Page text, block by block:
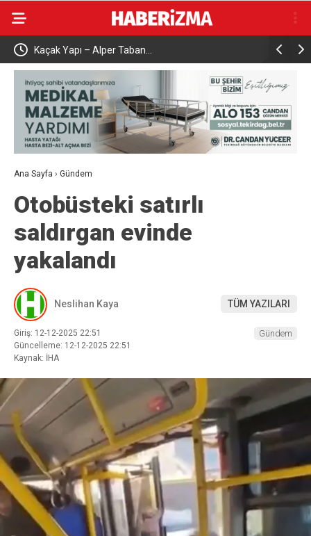
Kaçak Yapı – Alper Taban… Çalışma
Karabük’te
Ana Sayfa › Gündem
Otobüsteki satırlı
saldırgan evinde
yakalandı
Neslihan Kaya TÜM YAZILARI
Giriş: 12-12-2025 22:51
Güncelleme: 12-12-2025 22:51
Kaynak: İHA
Gündem